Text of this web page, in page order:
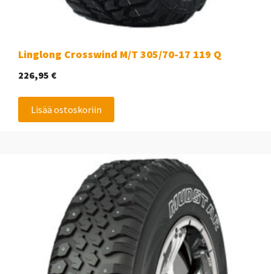
Linglong Crosswind M/T 305/70-17 119 Q
226,95 €
Lisää ostoskoriin